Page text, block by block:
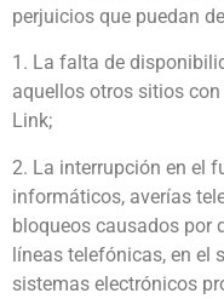
perjuicios que puedan
1. La falta de
aquellos otros sitios
Link;
2. La interrupción en el
informáticos, averías
bloqueos causados por
líneas telefónicas, en el
sistemas electrónicos